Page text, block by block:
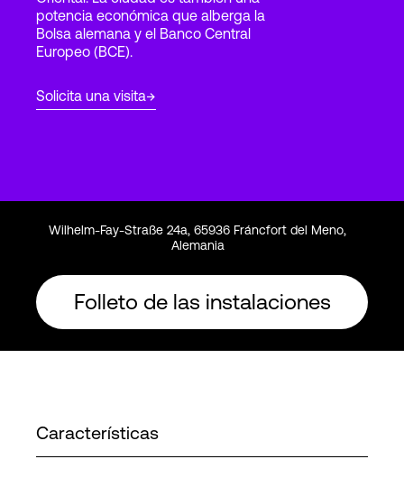
Login
potencia económica que alberga la
Bolsa alemana y el Banco Central
Europeo (BCE).
Solicita una visita
Wilhelm-Fay-Straße 24a, 65936 Fráncfort del Meno,
Alemania
Folleto de las instalaciones
Características